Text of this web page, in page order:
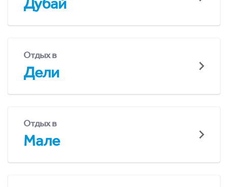
Отдых в
Дели
Отдых в
Мале